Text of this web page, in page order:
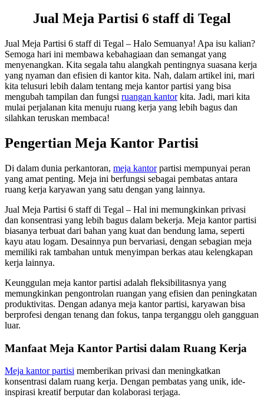
Jual Meja Partisi 6 staff di Tegal
Jual Meja Partisi 6 staff di Tegal – Halo Semuanya! Apa isu kalian?
Semoga hari ini membawa kebahagiaan dan semangat yang
menyenangkan. Kita segala tahu alangkah pentingnya suasana kerja
yang nyaman dan efisien di kantor kita. Nah, dalam artikel ini, mari
kita telusuri lebih dalam tentang meja kantor partisi yang bisa
mengubah tampilan dan fungsi ruangan kantorkita. Jadi, mari kita
mulai perjalanan kita menuju ruang kerja yang lebih bagus dan
silahkan teruskan membaca!
Pengertian Meja Kantor Partisi
Di dalam dunia perkantoran, meja kantorpartisi mempunyai peran
yang amat penting. Meja ini berfungsi sebagai pembatas antara
ruang kerja karyawan yang satu dengan yang lainnya.
Jual Meja Partisi 6 staff di Tegal – Hal ini memungkinkan privasi
dan konsentrasi yang lebih bagus dalam bekerja. Meja kantor partisi
biasanya terbuat dari bahan yang kuat dan bendung lama, seperti
kayu atau logam. Desainnya pun bervariasi, dengan sebagian meja
memiliki rak tambahan untuk menyimpan berkas atau kelengkapan
kerja lainnya.
Keunggulan meja kantor partisi adalah fleksibilitasnya yang
memungkinkan pengontrolan ruangan yang efisien dan peningkatan
produktivitas. Dengan adanya meja kantor partisi, karyawan bisa
berprofesi dengan tenang dan fokus, tanpa terganggu oleh gangguan
luar.
Manfaat Meja Kantor Partisi dalam Ruang Kerja
Meja kantor partisi memberikan privasi dan meningkatkan
konsentrasi dalam ruang kerja. Dengan pembatas yang unik, ide-
inspirasi kreatif berputar dan kolaborasi terjaga.